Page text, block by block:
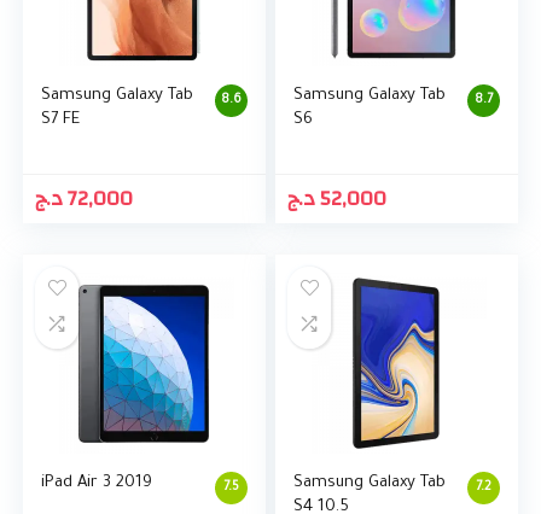
8.6
Samsung Galaxy Tab
S7 FE
72,000د.ج
8.7
Samsung Galaxy Tab
S6
52,000د.ج
7.5
iPad Air 3 2019 7.2
Samsung Galaxy Tab
S4 10.5